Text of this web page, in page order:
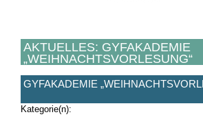
AKTUELLES: GYFAKADEMIE
„WEIHNACHTSVORLESUNG“
GYFAKADEMIE
Kategorie(n):